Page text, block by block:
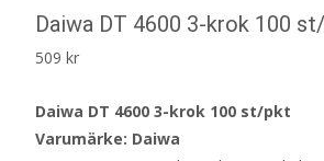
Daiwa DT 4600 3-krok 100
509 kr
Daiwa DT 4600 3-krok 100 st/pkt
Varumärke: Daiwa